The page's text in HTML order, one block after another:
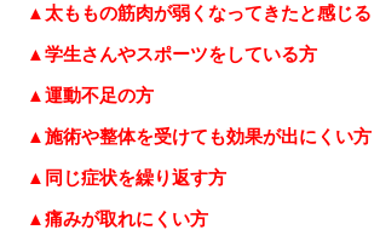
▲太ももの筋肉が弱くなってきたと感じる
▲学生さんやスポーツをしている方
▲運動不足の方
▲施術や整体を受けても効果が出にくい方
▲同じ症状を繰り返す方
▲痛みが取れにくい方